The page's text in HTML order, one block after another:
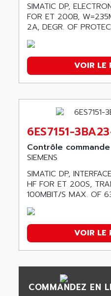
SIMATIC DP,
FOR ET 200B,
2A, DEGR. OF
VOIR LE
6ES7151-
Contrôle commande
SIEMENS
SIMATIC DP,
HF FOR ET 200S,
100MBIT/S MAX. OF
VOIR LE
COMMANDEZ EN